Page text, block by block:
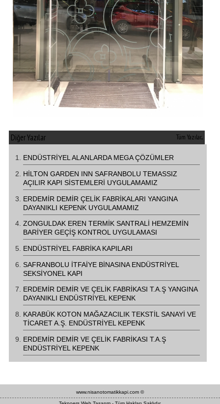
Diğer Yazılar Tüm Yazılar...
ENDÜSTRİYEL ALANLARDA MEGA ÇÖZÜMLER
HİLTON GARDEN INN SAFRANBOLU TEMASSIZ
AÇILIR KAPI SİSTEMLERİ UYGULAMAMIZ
ERDEMİR DEMİR ÇELİK FABRİKALARI YANGINA
DAYANIKLI KEPENK UYGULAMAMIZ
ZONGULDAK EREN TERMİK SANTRALİ HEMZEMİN
BARİYER GEÇİŞ KONTROL UYGULAMASI
ENDÜSTRİYEL FABRİKA KAPILARI
SAFRANBOLU İTFAİYE BİNASINA ENDÜSTRİYEL
SEKSİYONEL KAPI
ERDEMİR DEMİR VE ÇELİK FABRİKASI T.A.Ş YANGINA
DAYANIKLI ENDÜSTRİYEL KEPENK
KARABÜK KOTON MAĞAZACILIK TEKSTİL SANAYİ VE
TİCARET A.Ş. ENDÜSTRİYEL KEPENK
ERDEMİR DEMİR VE ÇELİK FABRİKASI T.A.Ş
ENDÜSTRİYEL KEPENK
www.nisanotomatikkapi.com ©